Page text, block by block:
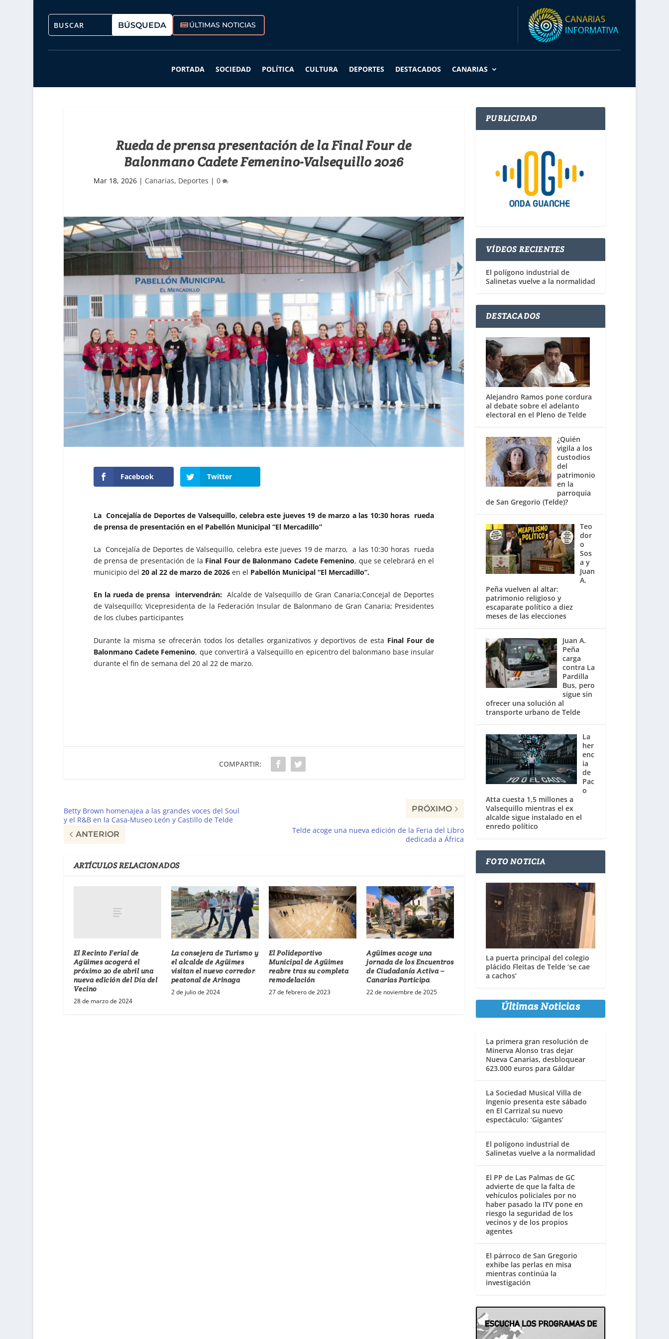
ÚLTIMAS NOTICIAS
PORTADA SOCIEDAD POLÍTICA CULTURA DEPORTES DESTACADOS CANARIAS
Rueda de prensa presentación de la Final Four de
Balonmano Cadete Femenino-Valsequillo 2026
Mar 18, 2026| Canarias, Deportes | 0
Facebook Twitter
La Concejalía de Deportes de Valsequillo, celebra este jueves 19 de marzo a las 10:30 horas rueda
de prensa de presentación en el Pabellón Municipal “El Mercadillo”
La Concejalía de Deportes de Valsequillo, celebra este jueves 19 de marzo, a las 10:30 horas rueda
de prensa de presentación de la Final Four de Balonmano Cadete Femenino, que se celebrará en el
municipio del 20 al 22 de marzo de 2026 en el Pabellón Municipal “El Mercadillo”.
En la rueda de prensa intervendrán:Alcalde de Valsequillo de Gran Canaria;Concejal de Deportes
de Valsequillo; Vicepresidenta de la Federación Insular de Balonmano de Gran Canaria; Presidentes
de los clubes participantes
Durante la misma se ofrecerán todos los detalles organizativos y deportivos de esta Final Four de
Balonmano Cadete Femenino, que convertirá a Valsequillo en epicentro del balonmano base insular
durante el fin de semana del 20 al 22 de marzo.
COMPARTIR:
Betty Brown homenajea a las grandes voces del Soul
y el R&B en la Casa-Museo León y Castillo de Telde
ANTERIOR
PRÓXIMO
Telde acoge una nueva edición de la Feria del Libro
dedicada a África
ARTÍCULOS RELACIONADOS
El Recinto Ferial de
Agüimes acogerá el
próximo 20 de abril una
nueva edición del Día del
Vecino
28 de marzo de 2024
La consejera de Turismo y
el alcalde de Agüimes
visitan el nuevo corredor
peatonal de Arinaga
2 de julio de 2024
El Polideportivo
Municipal de Agüimes
reabre tras su completa
remodelación
27 de febrero de 2023
Agüimes acoge una
jornada de los Encuentros
de Ciudadanía Activa –
Canarias Participa
22 de noviembre de 2025
PUBLICIDAD
VÍDEOS RECIENTES
El polígono industrial de
Salinetas vuelve a la normalidad
DESTACADOS
Alejandro Ramos pone cordura
al debate sobre el adelanto
electoral en el Pleno de Telde
¿Quién
vigila a los
custodios
del
patrimonio
en la
parroquia
de San Gregorio (Telde)?
Teo
dor
o
Sos
a y
Juan
A.
Peña vuelven al altar:
patrimonio religioso y
escaparate político a diez
meses de las elecciones
Juan A.
Peña
carga
contra La
Pardilla
Bus, pero
sigue sin
ofrecer una solución al
transporte urbano de Telde
La
her
enc
ia
de
Pac
o
Atta cuesta 1,5 millones a
Valsequillo mientras el ex
alcalde sigue instalado en el
enredo político
FOTO NOTICIA
La puerta principal del colegio
plácido Fleitas de Telde ‘se cae
a cachos’
Últimas Noticias
La primera gran resolución de
Minerva Alonso tras dejar
Nueva Canarias, desbloquear
623.000 euros para Gáldar
La Sociedad Musical Villa de
Ingenio presenta este sábado
en El Carrizal su nuevo
espectáculo: ‘Gigantes’
El polígono industrial de
Salinetas vuelve a la normalidad
El PP de Las Palmas de GC
advierte de que la falta de
vehículos policiales por no
haber pasado la ITV pone en
riesgo la seguridad de los
vecinos y de los propios
agentes
El párroco de San Gregorio
exhibe las perlas en misa
mientras continúa la
investigación